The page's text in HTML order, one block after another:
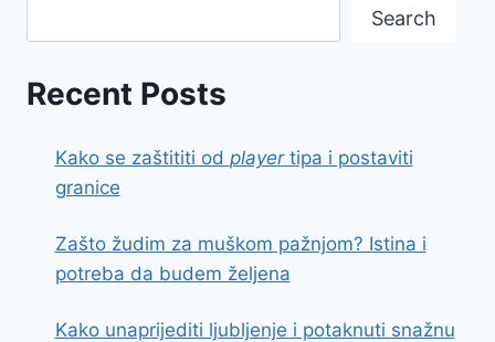
Search
Recent Posts
Kako se zaštititi od playertipa i postaviti
granice
Zašto žudim za muškom pažnjom? Istina i
potreba da budem željena
Kako unaprijediti ljubljenje i potaknuti snažnu